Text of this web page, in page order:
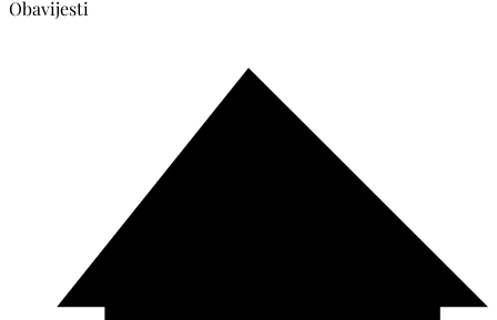
Obavijesti